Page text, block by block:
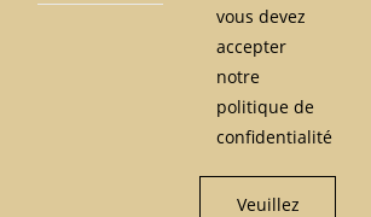
vous devez
accepter
notre
politique de
confidentialité
Veuillez